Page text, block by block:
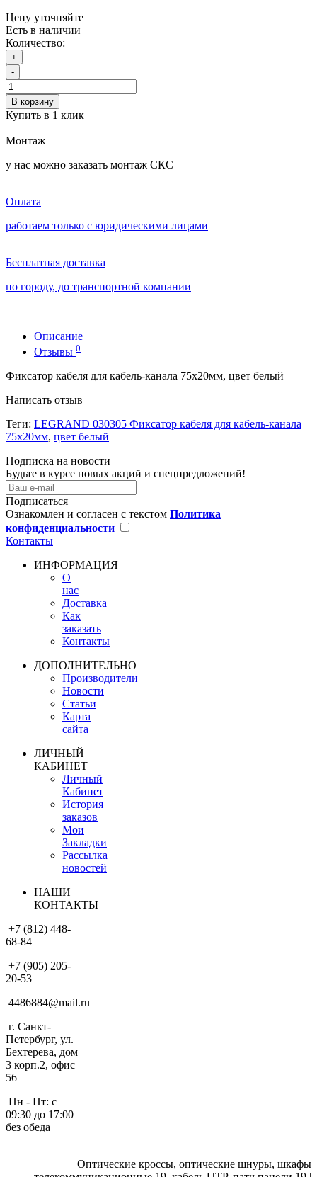
Цену уточняйте
Есть в наличии
Количество:
+
-
В корзину
Купить в 1 клик
Монтаж
у нас можно заказать монтаж СКС
Оплата
работаем только с юридическими лицами
Бесплатная доставка
по городу, до транспортной компании
Описание
Отзывы 0
Фиксатор кабеля для кабель-канала 75х20мм, цвет белый
Написать отзыв
Теги: LEGRAND 030305 Фиксатор кабеля для кабель-канала
75х20мм, цвет белый
Подписка на новости
Будьте в курсе новых акций и спецпредложений!
Подписаться
Ознакомлен и согласен с текстом Политика
конфиденциальности
Контакты
ИНФОРМАЦИЯ
О
нас
Доставка
Как
заказать
Контакты
ДОПОЛНИТЕЛЬНО
Производители
Новости
Статьи
Карта
сайта
ЛИЧНЫЙ
КАБИНЕТ
Личный
Кабинет
История
заказов
Мои
Закладки
Рассылка
новостей
НАШИ
КОНТАКТЫ
+7 (812) 448-
68-84
+7 (905) 205-
20-53
4486884@mail.ru
г. Санкт-
Петербург, ул.
Бехтерева, дом
3 корп.2, офис
56
Пн - Пт: с
09:30 до 17:00
без обеда
Оптические кроссы, оптические шнуры, шкафы